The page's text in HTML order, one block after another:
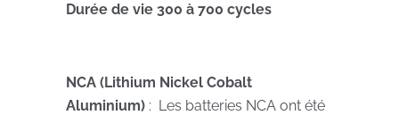
Durée de vie 300 à 700 cycles
NCA (Lithium Nickel Cobalt
Aluminium) : Les batteries NCA ont été